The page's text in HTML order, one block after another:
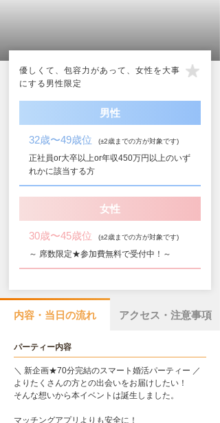
優しくて、包容力があって、女性を大事
にする男性限定
男性
32歳〜49歳位 (±2歳までの方が対象です)
正社員or大卒以上or年収450万円以上のいず
れかに該当する方
女性
30歳〜45歳位 (±2歳までの方が対象です)
～ 席数限定★参加費無料で受付中！～
内容・当日の流れ アクセス・注意事項
パーティー内容
＼ 新企画★70分完結のスマート婚活パーティー ／
よりたくさんの方との出会いをお届けしたい！
そんな想いから本イベントは誕生しました。
マッチングアプリよりも安全に！